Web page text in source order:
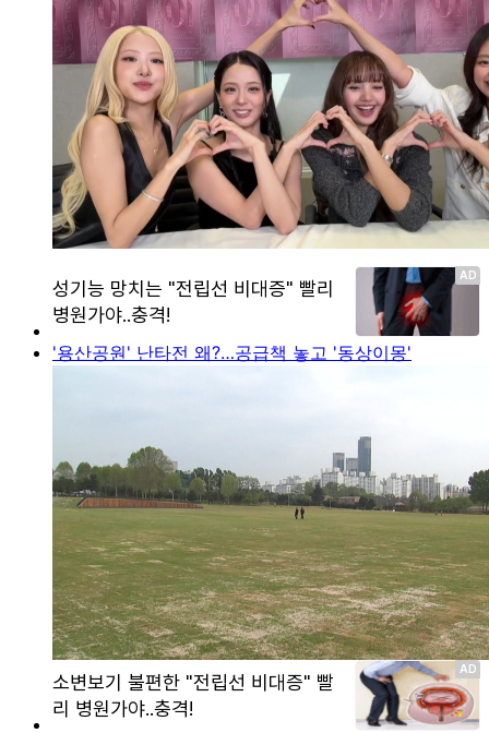
'용산공원' 난타전 왜?…공급책 놓고 '동상이몽'